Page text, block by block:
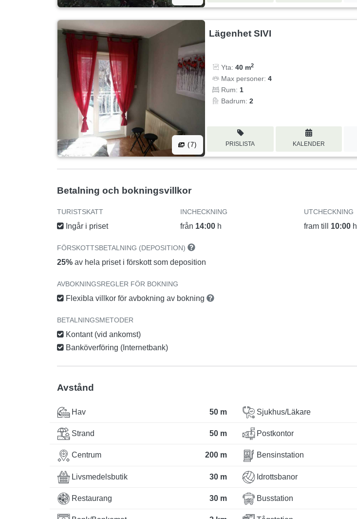
(7)
Lägenhet SIVI
Yta:40 m2
Max personer:4
Rum: 1
Badrum:2
PRISLISTA KALENDER
Betalning och bokningsvillkor
TURISTSKATT
Ingår i priset
INCHECKNING
från 14:00 h
UTCHECKNING
fram till 10:00h
FÖRSKOTTSBETALNING (DEPOSITION)
25% av hela priset i förskott som deposition
AVBOKNINGSREGLER FÖR BOKNING
Flexibla villkor för avbokning av bokning
BETALNINGSMETODER
Kontant (vid ankomst)
Banköverföring (Internetbank)
Avstånd
Hav 50 m
Strand 50 m
Centrum 200 m
Livsmedelsbutik 30 m
Restaurang 30 m
Sjukhus/Läkare
Postkontor
Bensinstation
Idrottsbanor
Busstation